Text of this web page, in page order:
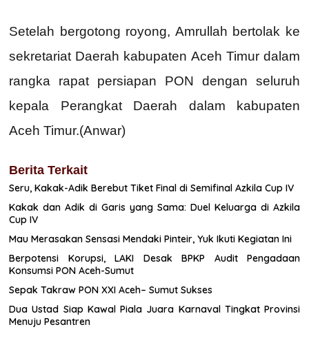
Setelah bergotong royong, Amrullah bertolak ke
sekretariat Daerah kabupaten Aceh Timur dalam
rangka rapat persiapan PON dengan seluruh
kepala Perangkat Daerah dalam kabupaten
Aceh Timur.(Anwar)
Berita Terkait
Seru, Kakak-Adik Berebut Tiket Final di Semifinal Azkila Cup IV
Kakak dan Adik di Garis yang Sama: Duel Keluarga di Azkila
Cup IV
Mau Merasakan Sensasi Mendaki Pinteir, Yuk Ikuti Kegiatan Ini
Berpotensi Korupsi, LAKI Desak BPKP Audit Pengadaan
Konsumsi PON Aceh-Sumut
Sepak Takraw PON XXI Aceh– Sumut Sukses
Dua Ustad Siap Kawal Piala Juara Karnaval Tingkat Provinsi
Menuju Pesantren